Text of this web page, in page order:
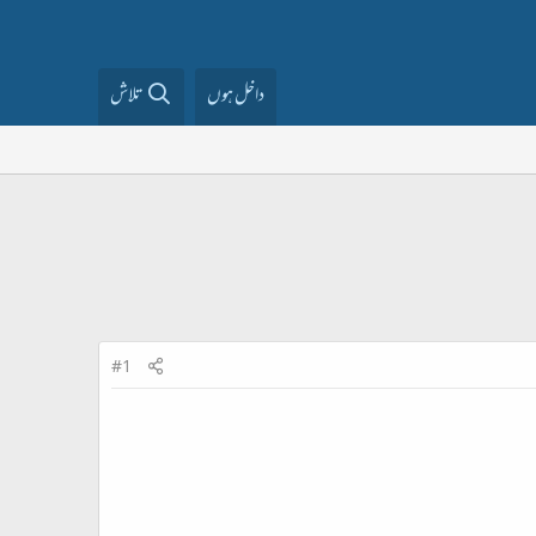
داخل ہوں تلاش
#1